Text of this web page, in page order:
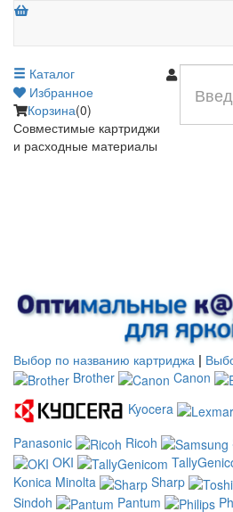
Каталог
Избранное
Корзина(0)
Совместимые картриджи
и расходные материалы
Выбор по названию картриджа |
Brother
Canon
Kyocera
Panasonic
Ricoh
OKI
Konica Minolta
Sharp
Sindoh
Pantum